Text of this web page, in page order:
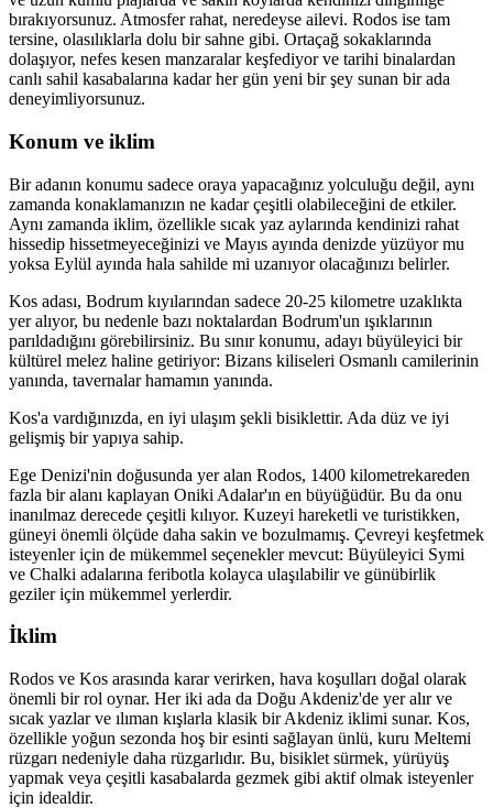
bırakıyorsunuz. Atmosfer rahat, neredeyse ailevi. Rodos ise tam
tersine, olasılıklarla dolu bir sahne gibi. Ortaçağ sokaklarında
dolaşıyor, nefes kesen manzaralar keşfediyor ve tarihi binalardan
canlı sahil kasabalarına kadar her gün yeni bir şey sunan bir ada
deneyimliyorsunuz.
Konum ve iklim
Bir adanın konumu sadece oraya yapacağınız yolculuğu değil, aynı
zamanda konaklamanızın ne kadar çeşitli olabileceğini de etkiler.
Aynı zamanda iklim, özellikle sıcak yaz aylarında kendinizi rahat
hissedip hissetmeyeceğinizi ve Mayıs ayında denizde yüzüyor mu
yoksa Eylül ayında hala sahilde mi uzanıyor olacağınızı belirler.
Kos adası, Bodrum kıyılarından sadece 20-25 kilometre uzaklıkta
yer alıyor, bu nedenle bazı noktalardan Bodrum'un ışıklarının
parıldadığını görebilirsiniz. Bu sınır konumu, adayı büyüleyici bir
kültürel melez haline getiriyor: Bizans kiliseleri Osmanlı camilerinin
yanında, tavernalar hamamın yanında.
Kos'a vardığınızda, en iyi ulaşım şekli bisiklettir. Ada düz ve iyi
gelişmiş bir yapıya sahip.
Ege Denizi'nin doğusunda yer alan Rodos, 1400 kilometrekareden
fazla bir alanı kaplayan Oniki Adalar'ın en büyüğüdür. Bu da onu
inanılmaz derecede çeşitli kılıyor. Kuzeyi hareketli ve turistikken,
güneyi önemli ölçüde daha sakin ve bozulmamış. Çevreyi keşfetmek
isteyenler için de mükemmel seçenekler mevcut: Büyüleyici Symi
ve Chalki adalarına feribotla kolayca ulaşılabilir ve günübirlik
geziler için mükemmel yerlerdir.
İklim
Rodos ve Kos arasında karar verirken, hava koşulları doğal olarak
önemli bir rol oynar. Her iki ada da Doğu Akdeniz'de yer alır ve
sıcak yazlar ve ılıman kışlarla klasik bir Akdeniz iklimi sunar. Kos,
özellikle yoğun sezonda hoş bir esinti sağlayan ünlü, kuru Meltemi
rüzgarı nedeniyle daha rüzgarlıdır. Bu, bisiklet sürmek, yürüyüş
yapmak veya çeşitli kasabalarda gezmek gibi aktif olmak isteyenler
için idealdir.